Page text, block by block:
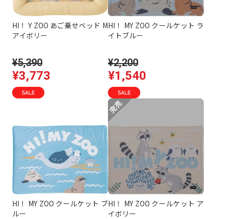
HI！ Y ZOO あご乗せベッド M
アイボリー
¥5,390
¥3,773
HI！ MY ZOO クールケット ラ
イトブルー
¥2,200
¥1,540
HI！ MY ZOO クールケット ブ
ルー
HI！ MY ZOO クールケット ア
イボリー